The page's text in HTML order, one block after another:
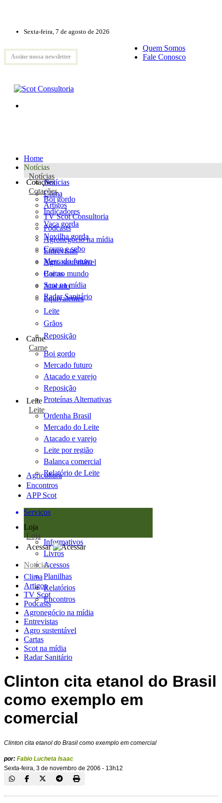
Sexta-feira, 7 de agosto de 2026
Assine nossa newsletter
Quem Somos
Fale Conosco
Home
Notícias
Notícias
Notícias
Clima
Artigos
TV Scot Consultoria
Podcasts
Agronegócio na mídia
Entrevistas
Agro sustentável
Cartas
Scot na mídia
Radar Sanitário
Cotações
Cotações
Boi gordo
Indicadores
Vaca gorda
Novilha gorda
Couro e sebo
Mercado futuro
Boi no mundo
Atacado
Equivalentes
Leite
Grãos
Reposição
Carne
Carne
Boi gordo
Mercado futuro
Atacado e varejo
Reposição
Proteínas Alternativas
Leite
Leite
Ordenha Brasil
Mercado do Leite
Atacado e varejo
Leite por região
Balança comercial
Relatório de Leite
Agricultura
Encontros
APP Scot
Serviços
Loja
Loja
Informativos
Livros
Acessos
Planilhas
Relatórios
Encontros
Acessar
Notícias
Clima
Artigos
TV Scot
Podcasts
Agronegócio na mídia
Entrevistas
Agro sustentável
Cartas
Scot na mídia
Radar Sanitário
Clinton cita etanol do Brasil
como exemplo em
comercial
Clinton cita etanol do Brasil como exemplo em comercial
por: Fabio Lucheta Isaac
Sexta-feira, 3 de novembro de 2006 - 13h12